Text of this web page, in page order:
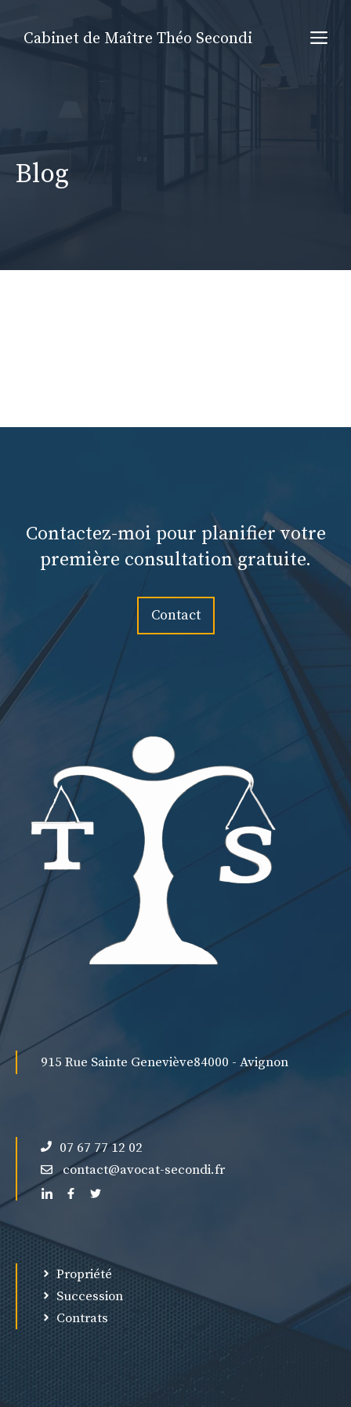
Cabinet de Maître Théo Secondi
Blog
Contactez-moi pour planifier votre
première consultation gratuite.
Contact
915 Rue Sainte Geneviève84000 - Avignon
07 67 77 12 02
contact@avocat-secondi.fr
Propriété
Succession
Contrats